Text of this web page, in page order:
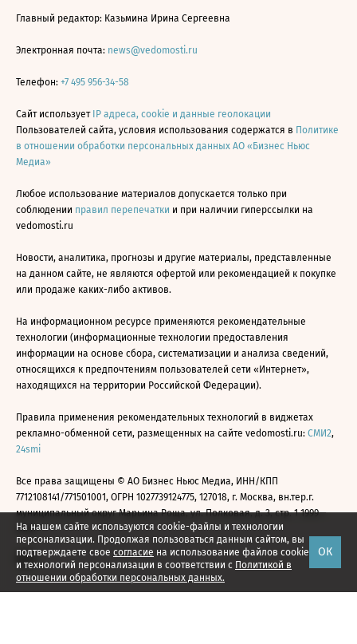
На нашем сайте используются cookie-файлы и технологии
персонализации. Продолжая пользоваться данным сайтом, вы
подтверждаете свое согласие на использование файлов cookie
и технологий персонализации в соответствии с Политикой в
отношении обработки персональных данных.
ОК
Главный редактор: Казьмина Ирина Сергеевна
Электронная почта: news@vedomosti.ru
Телефон: +7 495 956-34-58
Сайт использует IP адреса, cookie и данные геолокации
Пользователей сайта, условия использования содержатся в Политике
в отношении обработки персональных данных АО «Бизнес Ньюс
Медиа»
Любое использование материалов допускается только при
соблюдении правил перепечатки и при наличии гиперссылки на
vedomosti.ru
Новости, аналитика, прогнозы и другие материалы, представленные
на данном сайте, не являются офертой или рекомендацией к покупке
или продаже каких-либо активов.
На информационном ресурсе применяются рекомендательные
технологии (информационные технологии предоставления
информации на основе сбора, систематизации и анализа сведений,
относящихся к предпочтениям пользователей сети «Интернет»,
находящихся на территории Российской Федерации).
Правила применения рекомендательных технологий в виджетах
рекламно-обменной сети, размещенных на сайте vedomosti.ru: СМИ2,
24smi
Все права защищены © АО Бизнес Ньюс Медиа, ИНН/КПП
7712108141/771501001, ОГРН 1027739124775, 127018, г. Москва, вн.тер.г.
муниципальный округ Марьина Роща, ул. Полковая, д. 3, стр. 1 1999—
2026